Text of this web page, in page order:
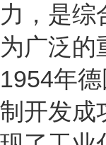
力，是综
为广泛的
1954年
制开发成